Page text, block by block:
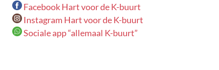
Facebook Hart voor de K-buurt
Instagram Hart voor de K-buurt
Sociale app “allemaal K-buurt”